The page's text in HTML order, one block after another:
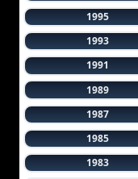
1995
1993
1991
1989
1987
1985
1983